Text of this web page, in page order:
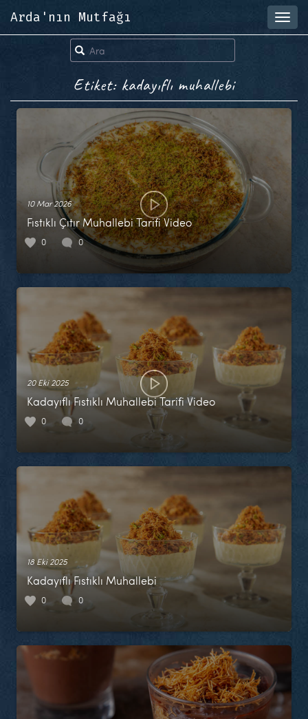
Arda'nın Mutfağı
Etiket: kadayıflı muhallebi
10 Mar 2026
Fıstıklı Çıtır Muhallebi Tarifi Video
0 0
20 Eki 2025
Kadayıflı Fıstıklı Muhallebi Tarifi Video
0 0
18 Eki 2025
Kadayıflı Fıstıklı Muhallebi
0 0